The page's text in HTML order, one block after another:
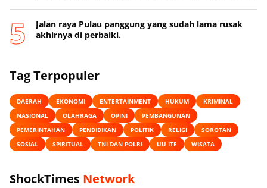
Jalan raya Pulau panggung yang sudah lama rusak
akhirnya di perbaiki.
Tag Terpopuler
DAERAH EKONOMI ENTERTAINMENT HUKUM
KRIMINAL
NASIONAL
OLAHRAGA OPINI
PEMBANGUNAN
PEMERINTAHAN
PENDIDIKAN POLITIK RELIGI
SOROTAN
SOSIAL
SPIRITUAL TNI DAN POLRI UU ITE WISATA
ShockTimes Network